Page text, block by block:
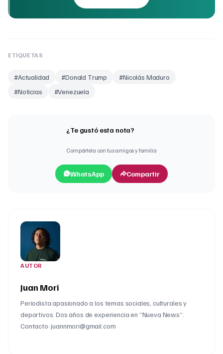
ETIQUETAS
#Actualidad #Donald Trump #Nicolás Maduro
#Noticias #Venezuela
¿Te gustó esta nota?
Compártela con tus amigos y familia
WhatsApp Compartir
AUTOR
Juan Mori
Periodista apasionado a los temas sociales, culturales y
deportivos. Dos años de experiencia en “Nueva News”.
Contacto: juannmori@gmail.com